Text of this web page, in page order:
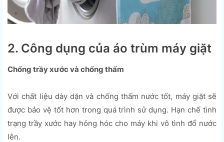
2. Công dụng của áo trùm máy giặt
Chống trầy xước và chống thấm
Với chất liệu dày dặn và chống thấm nước tốt, máy giặt sẽ
được bảo vệ tốt hơn trong quá trình sử dụng. Hạn chế tình
trạng trầy xước hay hỏng hóc cho máy khi vô tình đổ nước
lên.